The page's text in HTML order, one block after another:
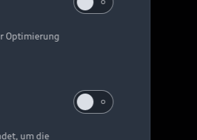
Optimierung
um die
Act